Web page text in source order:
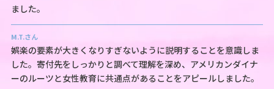
ました。
M.T.さん
娯楽の要素が大きくなりすぎないように説明することを意識しま
した。寄付先をしっかりと調べて理解を深め、アメリカンダイナ
ーのルーツと女性教育に共通点があることをアピールしました。